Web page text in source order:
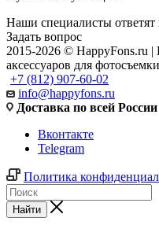
Наши специалисты
Задать вопрос
2015-2026 © HappyFons.ru |
аксессуаров для фотосъемки
+7 (812) 907-60-02
info@happyfons.ru
Доставка по всей России
Вконтакте
Telegram
Политика
Найти